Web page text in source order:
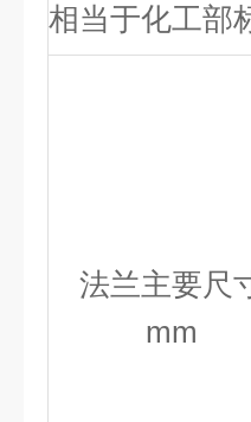
相当于化工部
法兰主要尺
mm